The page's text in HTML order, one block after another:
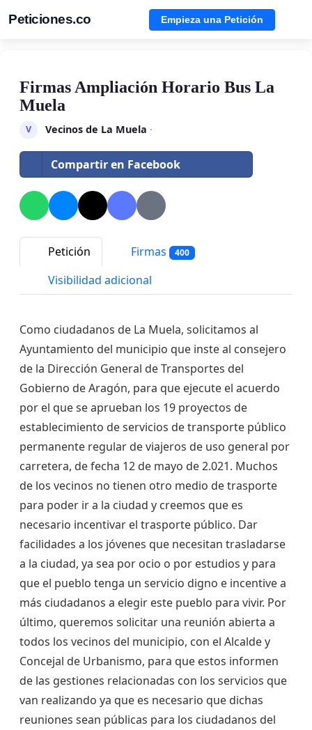
Peticiones.co Empieza una Petición
Firmas Ampliación Horario Bus La
Muela
V Vecinos de La Muela ·
Compartir en Facebook
Petición Firmas 400
Visibilidad adicional
Como ciudadanos de La Muela, solicitamos al
Ayuntamiento del municipio que inste al consejero
de la Dirección General de Transportes del
Gobierno de Aragón, para que ejecute el acuerdo
por el que se aprueban los 19 proyectos de
establecimiento de servicios de transporte público
permanente regular de viajeros de uso general por
carretera, de fecha 12 de mayo de 2.021. Muchos
de los vecinos no tienen otro medio de trasporte
para poder ir a la ciudad y creemos que es
necesario incentivar el trasporte público. Dar
facilidades a los jóvenes que necesitan trasladarse
a la ciudad, ya sea por ocio o por estudios y para
que el pueblo tenga un servicio digno e incentive a
más ciudadanos a elegir este pueblo para vivir. Por
último, queremos solicitar una reunión abierta a
todos los vecinos del municipio, con el Alcalde y
Concejal de Urbanismo, para que estos informen
de las gestiones relacionadas con los servicios que
van realizando ya que es necesario que dichas
reuniones sean públicas para los ciudadanos del